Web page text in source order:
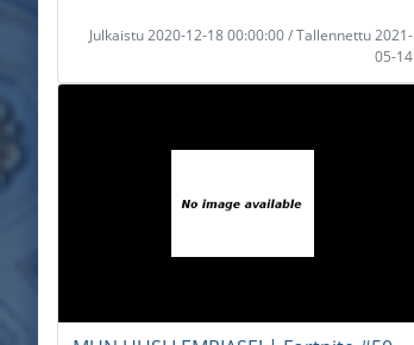
Julkaistu 2020-12-18 00:00:00 / Tallennettu 2021-
05-14